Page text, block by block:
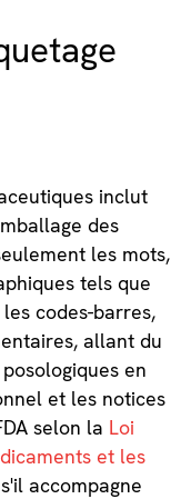
inclut
des
les mots,
tels que
codes-barres,
allant du
en
et les notices
selon la Loi
et les
accompagne